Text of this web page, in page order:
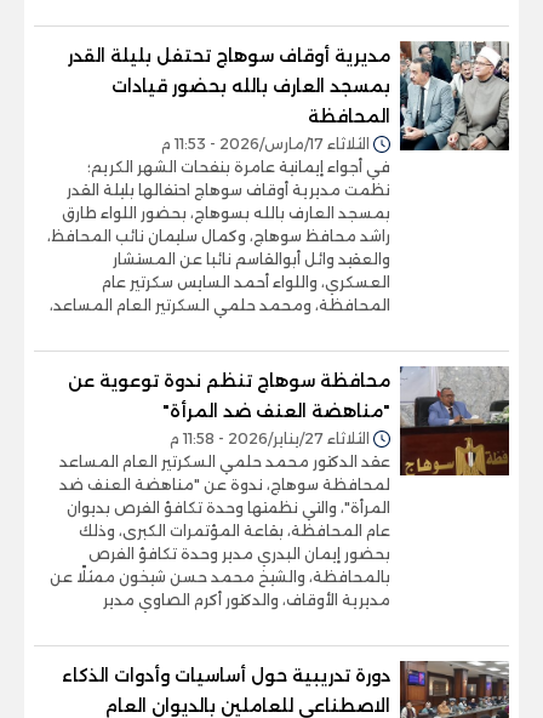
مديرية أوقاف سوهاج تحتفل بليلة القدر
بمسجد العارف بالله بحضور قيادات
المحافظة
الثلاثاء 17/مارس/2026 - 11:53 م
في أجواء إيمانية عامرة بنفحات الشهر الكريم؛
نظمت مديرية أوقاف سوهاج احتفالها بليلة القدر
بمسجد العارف بالله بسوهاج، بحضور اللواء طارق
راشد محافظ سوهاج، وكمال سليمان نائب المحافظ،
والعقيد وائل أبوالقاسم نائبا عن المستشار
العسكري، واللواء أحمد السايس سكرتير عام
المحافظة، ومحمد حلمي السكرتير العام المساعد،
محافظة سوهاج تنظم ندوة توعوية عن
"مناهضة العنف ضد المرأة"
الثلاثاء 27/يناير/2026 - 11:58 م
عقد الدكتور محمد حلمي السكرتير العام المساعد
لمحافظة سوهاج، ندوة عن "مناهضة العنف ضد
المرأة"، والتي نظمتها وحدة تكافؤ الفرص بديوان
عام المحافظة، بقاعة المؤتمرات الكبرى، وذلك
بحضور إيمان البدري مدير وحدة تكافؤ الفرص
بالمحافظة، والشيخ محمد حسن شيخون ممثلًا عن
مديرية الأوقاف، والدكتور أكرم الصاوي مدير
دورة تدريبية حول أساسيات وأدوات الذكاء
الاصطناعي للعاملين بالديوان العام